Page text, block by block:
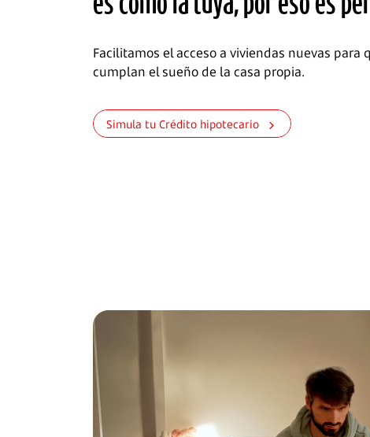
Facilitamos el acceso a viviendas nuevas para
cumplan el sueño de la casa propia.
Simula tu Crédito hipotecario